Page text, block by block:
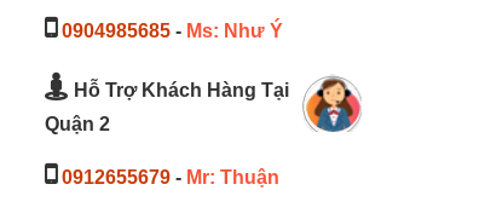
0904985685- Ms: Như Ý
Hỗ Trợ Khách Hàng Tại
Quận 2
0912655679- Mr: Thuận